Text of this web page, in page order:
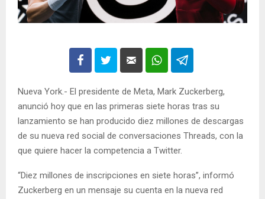
Nueva York.- El presidente de Meta, Mark Zuckerberg,
anunció hoy que en las primeras siete horas tras su
lanzamiento se han producido diez millones de descargas
de su nueva red social de conversaciones Threads, con la
que quiere hacer la competencia a Twitter.
“Diez millones de inscripciones en siete horas”, informó
Zuckerberg en un mensaje su cuenta en la nueva red